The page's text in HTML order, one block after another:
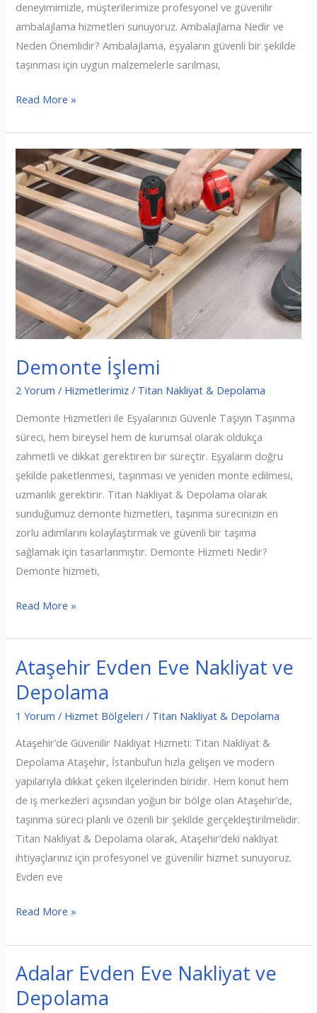
deneyimimizle, müşterilerimize profesyonel ve güvenilir
ambalajlama hizmetleri sunuyoruz. Ambalajlama Nedir ve
Neden Önemlidir? Ambalajlama, eşyaların güvenli bir şekilde
taşınması için uygun malzemelerle sarılması,
Ambalajlama
Read More »
Demonte İşlemi
2 Yorum / Hizmetlerimiz / Titan Nakliyat & Depolama
Demonte Hizmetleri ile Eşyalarınızı Güvenle Taşıyın Taşınma
süreci, hem bireysel hem de kurumsal olarak oldukça
zahmetli ve dikkat gerektiren bir süreçtir. Eşyaların doğru
şekilde paketlenmesi, taşınması ve yeniden monte edilmesi,
uzmanlık gerektirir. Titan Nakliyat & Depolama olarak
sunduğumuz demonte hizmetleri, taşınma sürecinizin en
zorlu adımlarını kolaylaştırmak ve güvenli bir taşıma
sağlamak için tasarlanmıştır. Demonte Hizmeti Nedir?
Demonte hizmeti,
Demonte
Read More »
Ataşehir Evden Eve Nakliyat ve
Depolama
1 Yorum / Hizmet Bölgeleri / Titan Nakliyat & Depolama
Ataşehir’de Güvenilir Nakliyat Hizmeti: Titan Nakliyat &
Depolama Ataşehir, İstanbul’un hızla gelişen ve modern
yapılarıyla dikkat çeken ilçelerinden biridir. Hem konut hem
de iş merkezleri açısından yoğun bir bölge olan Ataşehir’de,
taşınma süreci planlı ve özenli bir şekilde gerçekleştirilmelidir.
Titan Nakliyat & Depolama olarak, Ataşehir’deki nakliyat
ihtiyaçlarınız için profesyonel ve güvenilir hizmet sunuyoruz.
Evden eve
Ataşehir
Eve
Nakliyat
Depolama
Read More »
Adalar Evden Eve Nakliyat ve
Depolama